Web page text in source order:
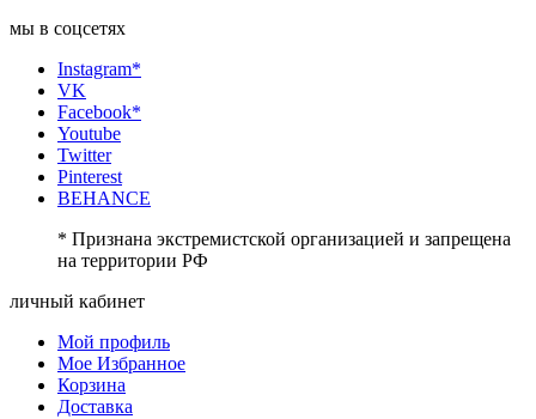
мы в соцсетях
Instagram*
VK
Facebook*
Youtube
Twitter
Pinterest
BEHANCE
* Признана экстремистской организацией и запрещена
на территории РФ
личный кабинет
Мой профиль
Мое Избранное
Корзина
Доставка